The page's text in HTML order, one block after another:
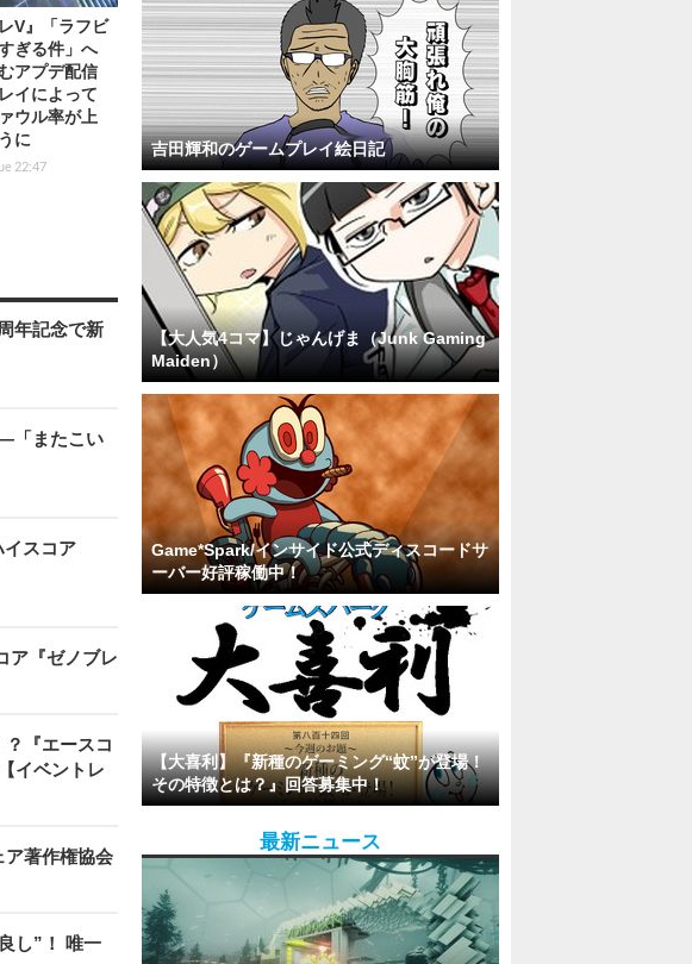
V』「ラフビ
ぎる件」へ
アプデ配信
イによって
ウル率が上
に
22:47
年記念で新
「またこい
イスコア
ア『ゼノブレ
『エースコ
イベントレ
著作権協会
し”！ 唯一
吉田輝和のゲームプレイ絵日記
【大人気4コマ】じゃんげま（Junk Gaming
Maiden）
Game*Spark/インサイド公式ディスコードサ
ーバー好評稼働中！
【大喜利】『新種のゲーミング“蚊”が登場！
その特徴とは？』回答募集中！
最新ニュース